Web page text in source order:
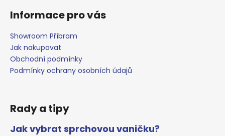
Informace pro vás
Showroom Příbram
Jak nakupovat
Obchodní podmínky
Podmínky ochrany osobních údajů
Rady a tipy
Jak vybrat sprchovou vaničku?